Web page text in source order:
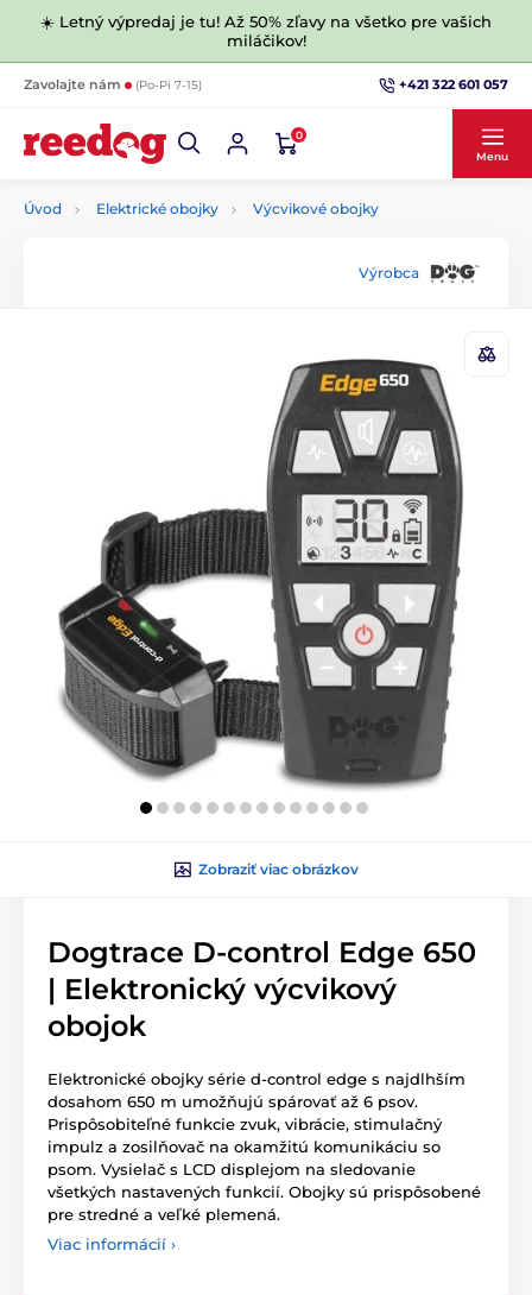
☀️ Letný výpredaj je tu! Až 50% zľavy na všetko pre vašich
miláčikov!
Zavolajte nám (Po-Pi 7-15) +421 322 601 057
0
Menu
Úvod Elektrické obojky Výcvikové obojky
Výrobca
Zobraziť viac obrázkov
Dogtrace D-control Edge 650
| Elektronický výcvikový
obojok
Elektronické obojky série d-control edge s najdlhším
dosahom 650 m umožňujú spárovať až 6 psov.
Prispôsobiteľné funkcie zvuk, vibrácie, stimulačný
impulz a zosilňovač na okamžitú komunikáciu so
psom. Vysielač s LCD displejom na sledovanie
všetkých nastavených funkcií. Obojky sú prispôsobené
pre stredné a veľké plemená.
Viac informácií ›